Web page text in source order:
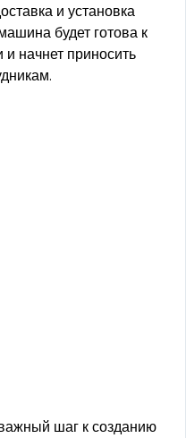
и установка
будет готова к
и начнет приносить
шаг к созданию